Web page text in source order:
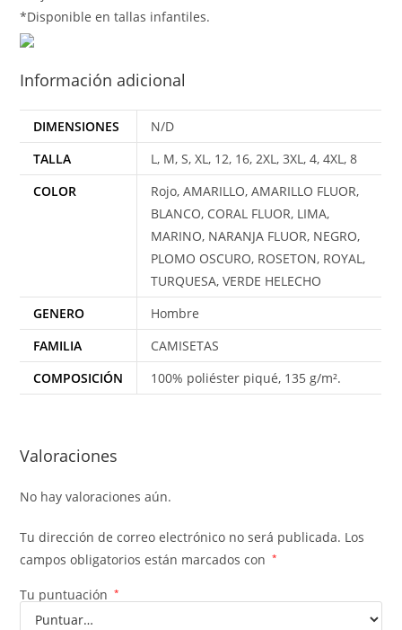
*Disponible en tallas infantiles.
Información adicional
DIMENSIONES
N/D
TALLA
L, M, S, XL, 12, 16, 2XL, 3XL, 4, 4XL, 8
COLOR
Rojo, AMARILLO, AMARILLO FLUOR,
BLANCO, CORAL FLUOR, LIMA,
MARINO, NARANJA FLUOR, NEGRO,
PLOMO OSCURO, ROSETON, ROYAL,
TURQUESA, VERDE HELECHO
GENERO
Hombre
FAMILIA
CAMISETAS
COMPOSICIÓN
100% poliéster piqué, 135 g/m².
Valoraciones
No hay valoraciones aún.
Tu dirección de correo electrónico no será publicada. Los
campos obligatorios están marcados con
*
Tu puntuación *